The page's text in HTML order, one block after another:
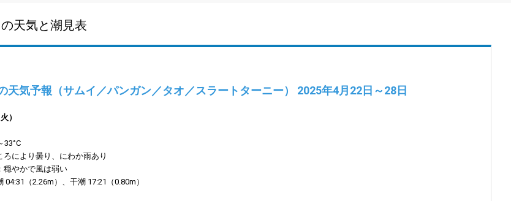
天気と潮見表
天気予報（サムイ／パンガン／タオ／スラートターニー） 2025年4月22日～28日
）
33°C
ろにより曇り、にわか雨あり
穏やかで風は弱い
04:31（2.26m）、干潮 17:21（0.80m）​